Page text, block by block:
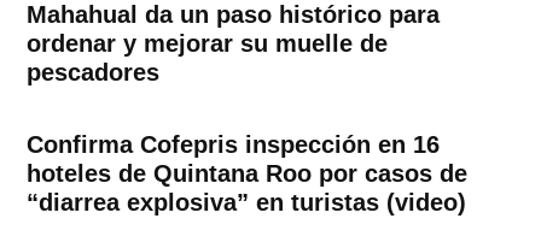
Mahahual da un paso histórico para
ordenar y mejorar su muelle de
pescadores
Confirma Cofepris inspección en 16
hoteles de Quintana Roo por casos de
“diarrea explosiva” en turistas (video)